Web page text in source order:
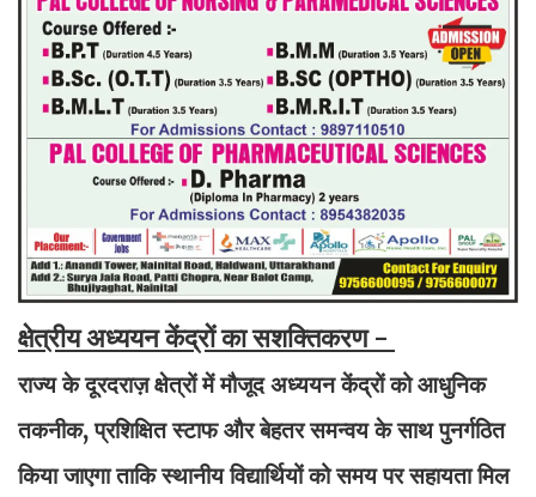
क्षेत्रीय अध्ययन केंद्रों का सशक्तिकरण -
राज्य के दूरदराज़ क्षेत्रों में मौजूद अध्ययन केंद्रों को आधुनिक
तकनीक, प्रशिक्षित स्टाफ और बेहतर समन्वय के साथ पुनर्गठित
किया जाएगा ताकि स्थानीय विद्यार्थियों को समय पर सहायता मिल